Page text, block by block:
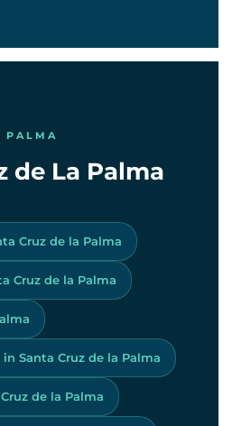
PALMA
de La Palma
Cruz de la Palma
Cruz de la Palma
Santa Cruz de la Palma
de la Palma